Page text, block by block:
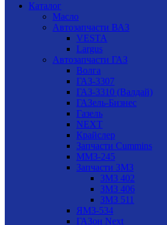
Каталог
Масло
Автозапчасти ВАЗ
VESTA
Largus
Автозапчасти ГАЗ
Волга
ГАЗ-3307
ГАЗ-3310 (Валдай)
ГАЗель-Бизнес
Газель
NEXT
Крайслер
Запчасти Cummins
ММЗ-245
Запчасти ЗМЗ
ЗМЗ 402
ЗМЗ 406
ЗМЗ 511
ЯМЗ-534
ГАЗон Next